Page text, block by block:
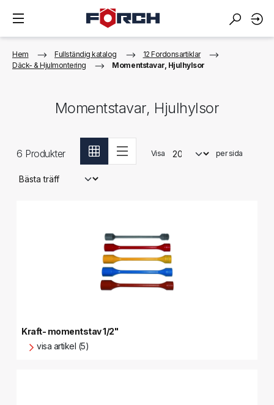
Hem Fullständig katalog
12 Fordonsartiklar
Däck- & Hjulmontering
Momentstavar, Hjulhylsor
Momentstavar, Hjulhylsor
6 Produkter Visa per sida
Kraft- momentstav 1/2"
visa artikel (5)